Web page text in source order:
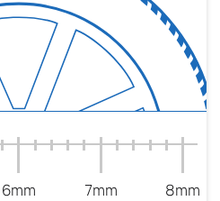
6mm 7mm 8mm